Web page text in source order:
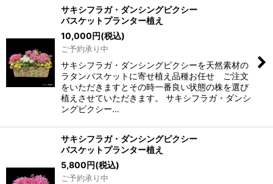
並び順:
絞り込む
サキシフラガ・ダンシングピクシー
バスケットプランター植え
10,000円(税込)
ご予約承り中
サキシフラガ・ダンシングピクシーを天然素材の
ラタンバスケットに寄せ植え品種お任せ ご注文
をいただきますとその時一番良い状態の株を選び
植えさせていただきます。 サキシフラガ・ダンシ
ングピクシー…
サキシフラガ・ダンシングピクシー
バスケットプランター植え
5,800円(税込)
ご予約承り中